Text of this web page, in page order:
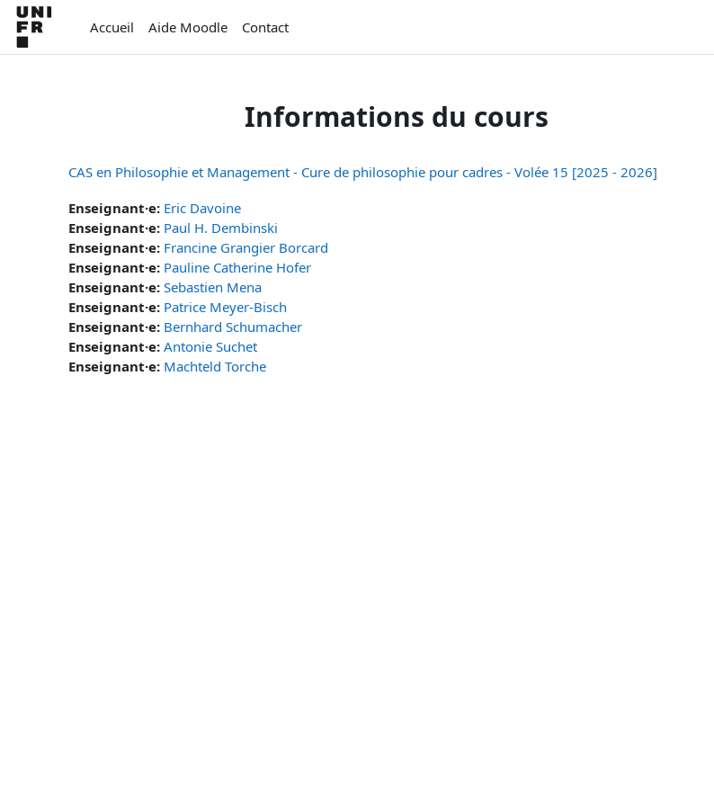
Passer au contenu principal
Accueil
Aide Moodle Contact
Informations du cours
CAS en Philosophie et Management - Cure de philosophie pour cadres - Volée 15 [2025 - 2026]
Enseignant·e: Eric Davoine
Enseignant·e: Paul H. Dembinski
Enseignant·e: Francine Grangier Borcard
Enseignant·e: Pauline Catherine Hofer
Enseignant·e: Sebastien Mena
Enseignant·e: Patrice Meyer-Bisch
Enseignant·e: Bernhard Schumacher
Enseignant·e: Antonie Suchet
Enseignant·e: Machteld Torche